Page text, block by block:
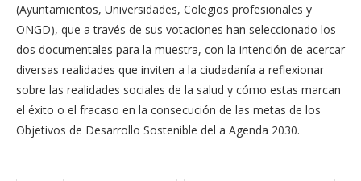
(Ayuntamientos, Universidades, Colegios profesionales y
ONGD), que a través de sus votaciones han seleccionado los
dos documentales para la muestra, con la intención de acercar
diversas realidades que inviten a la ciudadanía a reflexionar
sobre las realidades sociales de la salud y cómo estas marcan
el éxito o el fracaso en la consecución de las metas de los
Objetivos de Desarrollo Sostenible del a Agenda 2030.